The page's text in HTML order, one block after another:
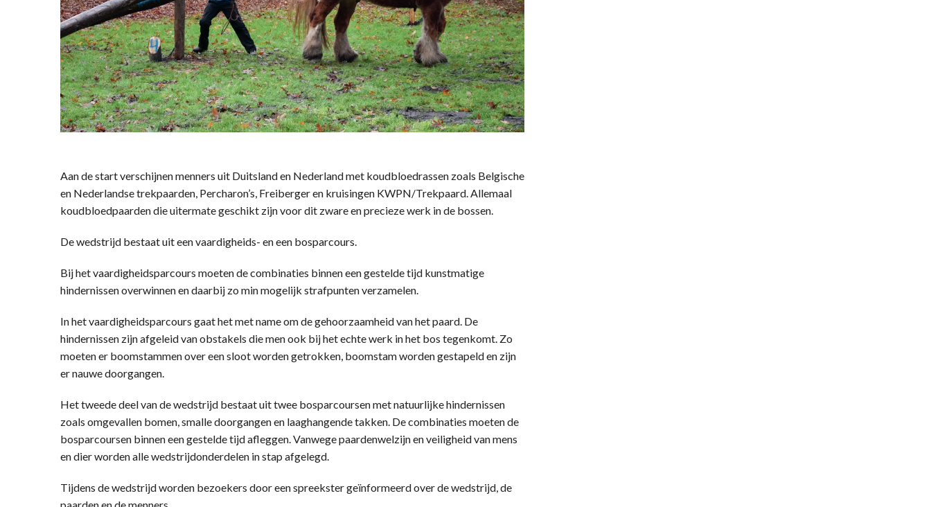
Aan de start verschijnen menners uit Duitsland en Nederland met koudbloedrassen zoals Belgische
en Nederlandse trekpaarden, Percharon’s, Freiberger en kruisingen KWPN/Trekpaard. Allemaal
koudbloedpaarden die uitermate geschikt zijn voor dit zware en precieze werk in de bossen.
De wedstrijd bestaat uit een vaardigheids- en een bosparcours.
Bij het vaardigheidsparcours moeten de combinaties binnen een gestelde tijd kunstmatige
hindernissen overwinnen en daarbij zo min mogelijk strafpunten verzamelen.
In het vaardigheidsparcours gaat het met name om de gehoorzaamheid van het paard. De
hindernissen zijn afgeleid van obstakels die men ook bij het echte werk in het bos tegenkomt. Zo
moeten er boomstammen over een sloot worden getrokken, boomstam worden gestapeld en zijn
er nauwe doorgangen.
Het tweede deel van de wedstrijd bestaat uit twee bosparcoursen met natuurlijke hindernissen
zoals omgevallen bomen, smalle doorgangen en laaghangende takken. De combinaties moeten de
bosparcoursen binnen een gestelde tijd afleggen. Vanwege paardenwelzijn en veiligheid van mens
en dier worden alle wedstrijdonderdelen in stap afgelegd.
Tijdens de wedstrijd worden bezoekers door een spreekster geïnformeerd over de wedstrijd, de